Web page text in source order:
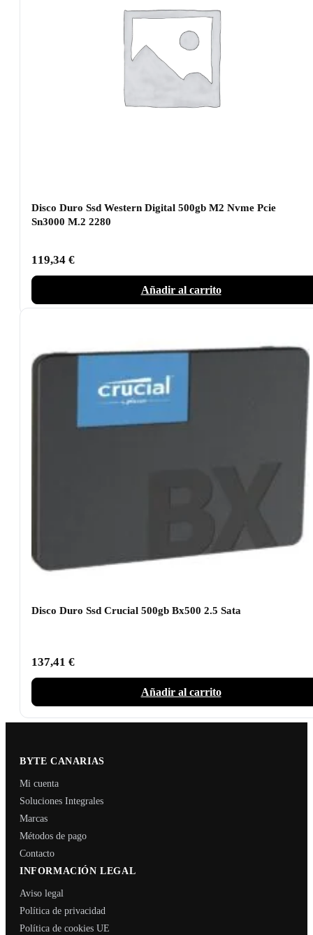
Disco Duro Ssd Western Digital 500gb M2 Nvme Pcie
Sn3000 M.2 2280
119,34 €
Añadir al carrito
Disco Duro Ssd Crucial 500gb Bx500 2.5 Sata
137,41 €
Añadir al carrito
BYTE CANARIAS
Mi cuenta
Soluciones Integrales
Marcas
Métodos de pago
Contacto
INFORMACIÓN LEGAL
Aviso legal
Política de privacidad
Política de cookies UE